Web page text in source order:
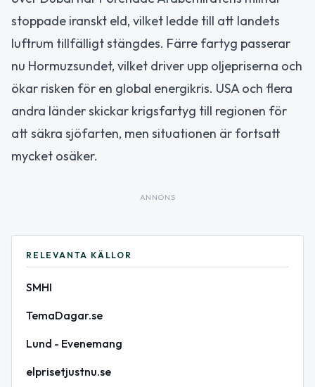
stoppade iranskt eld, vilket ledde till att landets
luftrum tillfälligt stängdes. Färre fartyg passerar
nu Hormuzsundet, vilket driver upp oljepriserna och
ökar risken för en global energikris. USA och flera
andra länder skickar krigsfartyg till regionen för
att säkra sjöfarten, men situationen är fortsatt
mycket osäker.
ANNONS
RELEVANTA KÄLLOR
SMHI
TemaDagar.se
Lund - Evenemang
elprisetjustnu.se